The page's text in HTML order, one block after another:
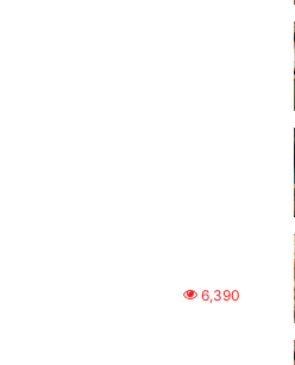
6,390